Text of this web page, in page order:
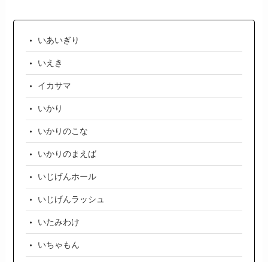
いあいぎり
いえき
イカサマ
いかり
いかりのこな
いかりのまえば
いじげんホール
いじげんラッシュ
いたみわけ
いちゃもん